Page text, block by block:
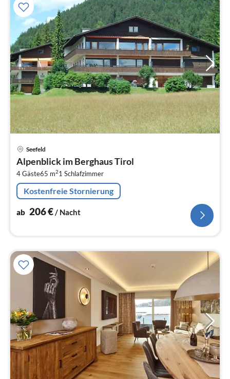
Seefeld
Alpenblick im Berghaus Tirol
4 Gäste65 m21 Schlafzimmer
Kostenfreie Stornierung
ab 206€/ Nacht